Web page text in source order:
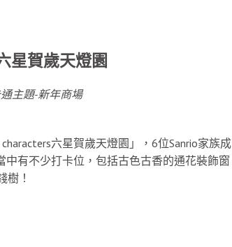
賀歲天燈園
六星賀歲天燈園」，6位Sanrio家族成
有不少打卡位，包括古色古香的通花裝飾窗
樹！